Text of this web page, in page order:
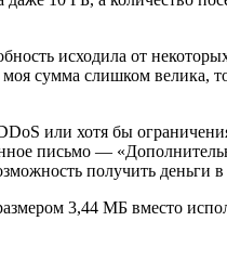
исходила от
сумма слишком велика,
или хотя бы
письмо —
получить деньги
3,44 МБ вместо